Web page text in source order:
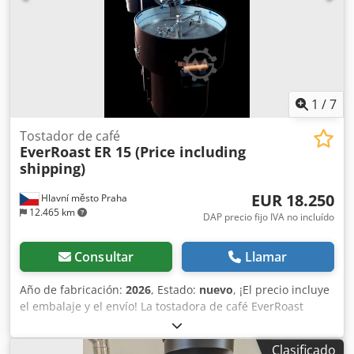
1 /7
Hlavní město Praha
12.465 km
Tostador de café
EverRoast ER 15 (Price including
shipping)
EUR 18.250
DAP precio fijo IVA no incluído
Consultar Llamar
Año de fabricación: 2026, Estado: nuevo, ¡El precio incluye
el embalaje y el envío! La tostadora de café EverRoast
Macro tiene una capacidad de 15 kg de granos de café
verde por lote y es una solución de tostado ideal para
Clasificado